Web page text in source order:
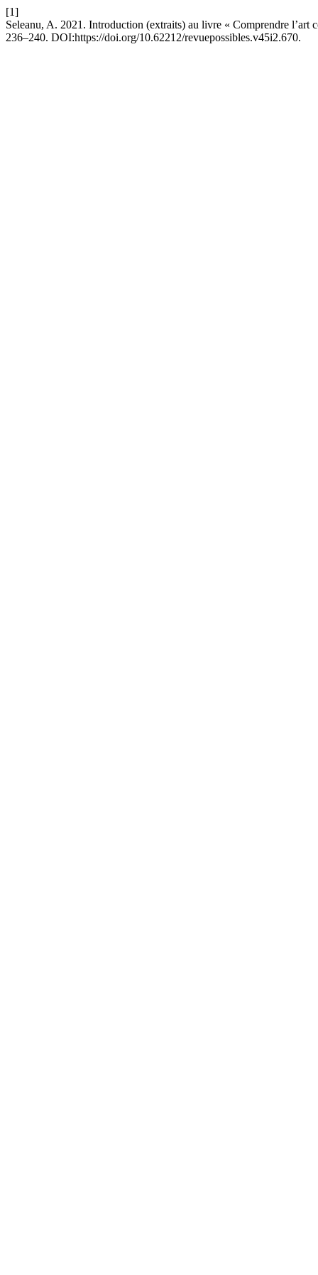
[1]
Seleanu, A. 2021. Introduction (extraits) au livre « Comprendre
236–240. DOI:https://doi.org/10.62212/revuepossibles.v45i2.670.